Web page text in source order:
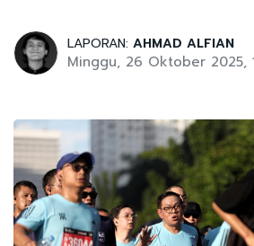
LAPORAN: AHMAD ALFIAN
Minggu, 26 Oktober 2025,